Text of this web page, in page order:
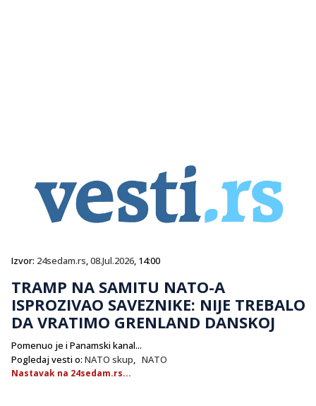
Izvor: 24sedam.rs,08.Jul.2026, 14:00
TRAMP NA SAMITU NATO-A
ISPROZIVAO SAVEZNIKE: NIJE TREBALO
DA VRATIMO GRENLAND DANSKOJ
Pomenuo je i Panamski kanal...
Pogledaj vesti o: NATO skup, NATO
Nastavak na 24sedam.rs...